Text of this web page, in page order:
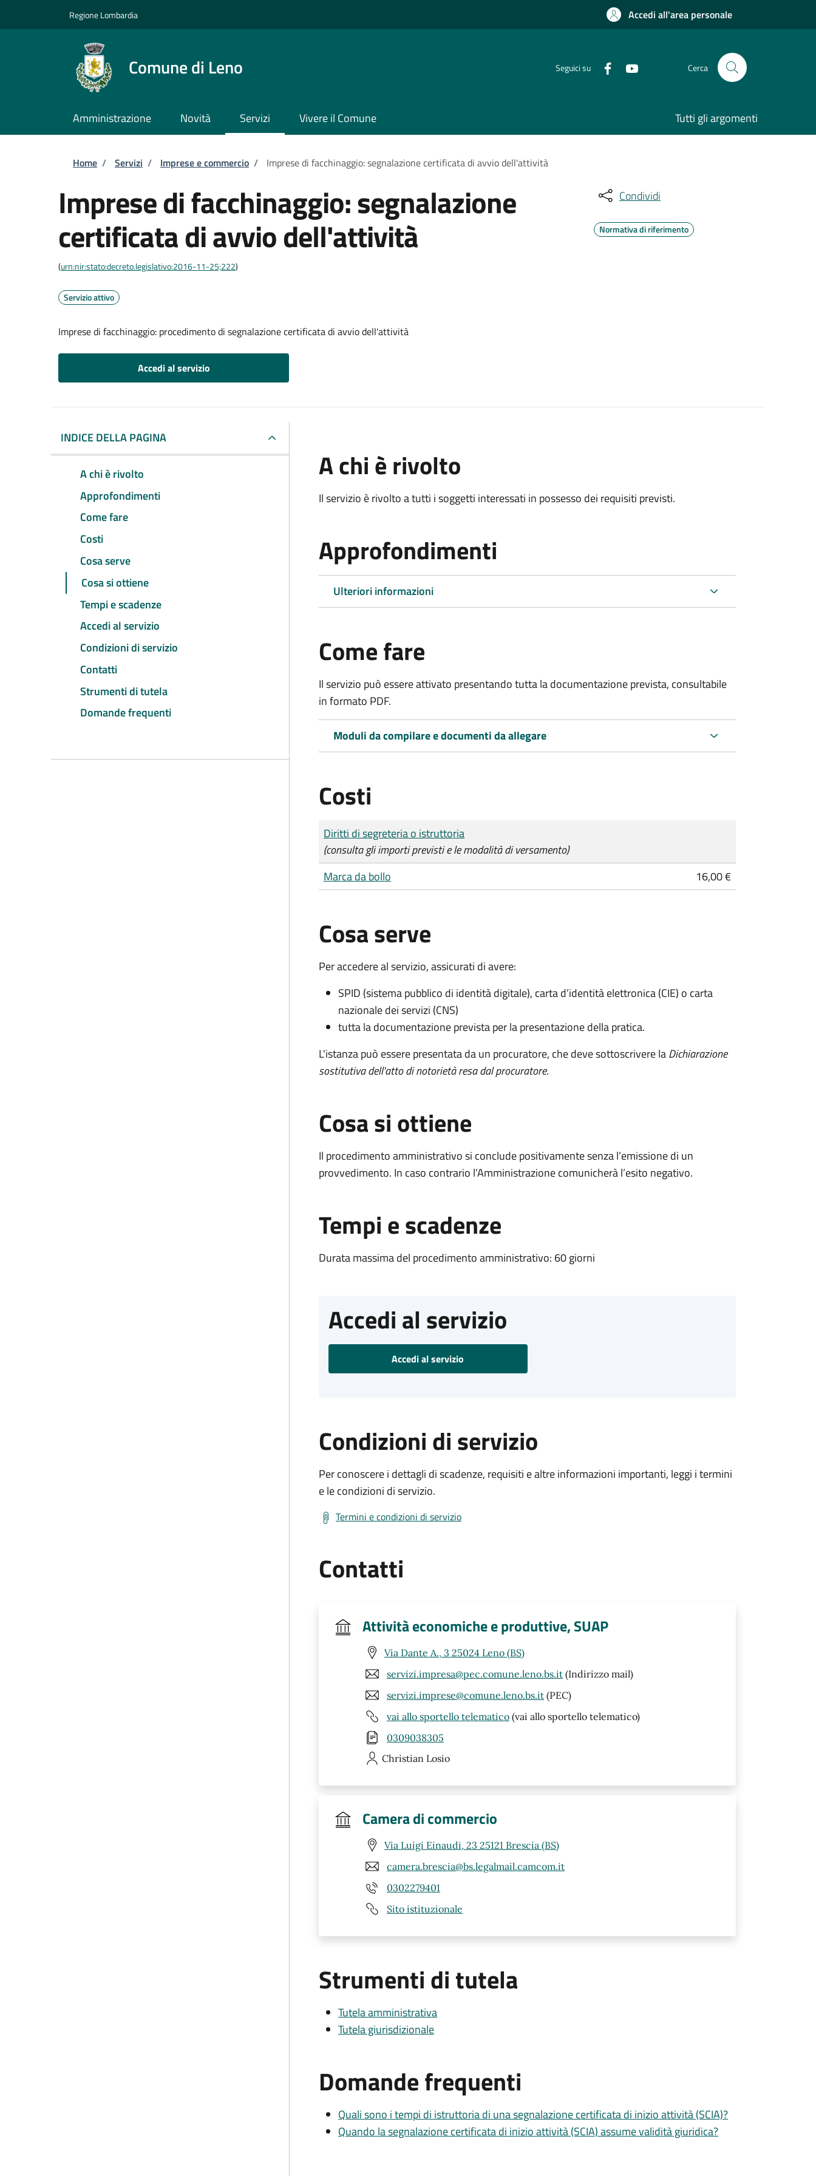
Regione Lombardia Accedi all'area personale
Comune di Leno Seguici su Cerca
Amministrazione Novità Servizi Vivere il Comune Tutti gli argomenti
Briciole di pane
Home / Servizi / Imprese e commercio / Imprese di facchinaggio: segnalazione certificata di avvio dell'attività
Imprese di facchinaggio: segnalazione
certificata di avvio dell'attività
(urn:nir:stato:decreto.legislativo:2016-11-25;222)
Servizio attivo
Imprese di facchinaggio: procedimento di segnalazione certificata di avvio dell'attività
Accedi al servizio
Condividi
Normativa di riferimento
INDICE DELLA PAGINA
A chi è rivolto
Approfondimenti
Come fare
Costi
Cosa serve
Cosa si ottiene
Tempi e scadenze
Accedi al servizio
Condizioni di servizio
Contatti
Strumenti di tutela
Domande frequenti
A chi è rivolto
Il servizio è rivolto a tutti i soggetti interessati in possesso dei requisiti previsti.
Approfondimenti
Ulteriori informazioni
Come fare
Il servizio può essere attivato presentando tutta la documentazione prevista, consultabile
in formato PDF.
Moduli da compilare e documenti da allegare
Costi
Tipo di pagamento
Importo
Diritti di segreteria o istruttoria
(consulta gli importi previsti e le modalità di versamento)
Marca da bollo
16,00 €
Cosa serve
Per accedere al servizio, assicurati di avere:
SPID (sistema pubblico di identità digitale), carta d’identità elettronica (CIE) o carta
nazionale dei servizi (CNS)
tutta la documentazione prevista per la presentazione della pratica.
L'istanza può essere presentata da un procuratore, che deve sottoscrivere laDichiarazione
sostitutiva dell'atto di notorietà resa dal procuratore.
Cosa si ottiene
Il procedimento amministrativo si conclude positivamente senza l’emissione di un
provvedimento. In caso contrario l’Amministrazione comunicherà l’esito negativo.
Tempi e scadenze
Durata massima del procedimento amministrativo: 60 giorni
Accedi al servizio
Accedi al servizio
Condizioni di servizio
Per conoscere i dettagli di scadenze, requisiti e altre informazioni importanti, leggi i termini
e le condizioni di servizio.
Termini e condizioni di servizio
Contatti
Attività economiche e produttive, SUAP
Via Dante A., 3 25024 Leno (BS)
servizi.impresa@pec.comune.leno.bs.it (Indirizzo mail)
servizi.imprese@comune.leno.bs.it (PEC)
vai allo sportello telematico (vai allo sportello telematico)
0309038305
Christian Losio
Camera di commercio
Via Luigi Einaudi, 23 25121 Brescia (BS)
camera.brescia@bs.legalmail.camcom.it
0302279401
Sito istituzionale
Strumenti di tutela
Tutela amministrativa
Tutela giurisdizionale
Domande frequenti
Quali sono i tempi di istruttoria di una segnalazione certificata di inizio attività (SCIA)?
Quando la segnalazione certificata di inizio attività (SCIA) assume validità giuridica?